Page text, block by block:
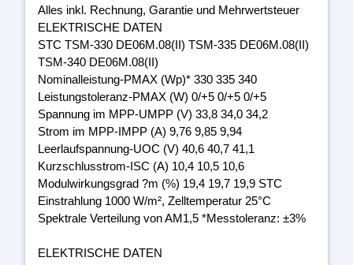
Alles inkl. Rechnung, Garantie und Mehrwertsteuer
ELEKTRISCHE DATEN
STC TSM-330 DE06M.08(II) TSM-335 DE06M.08(II)
TSM-340 DE06M.08(II)
Nominalleistung-PMAX (Wp)* 330 335 340
Leistungstoleranz-PMAX (W) 0/+5 0/+5 0/+5
Spannung im MPP-UMPP (V) 33,8 34,0 34,2
Strom im MPP-IMPP (A) 9,76 9,85 9,94
Leerlaufspannung-UOC (V) 40,6 40,7 41,1
Kurzschlusstrom-ISC (A) 10,4 10,5 10,6
Modulwirkungsgrad ?m (%) 19,4 19,7 19,9 STC
Einstrahlung 1000 W/m², Zelltemperatur 25°C
Spektrale Verteilung von AM1,5 *Messtoleranz: ±3%
ELEKTRISCHE DATEN